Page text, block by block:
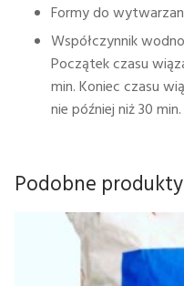
Formy do
Współczynnik
Początek czasu
min. Koniec czasu
nie później niż 30 min.
Podobne produkty